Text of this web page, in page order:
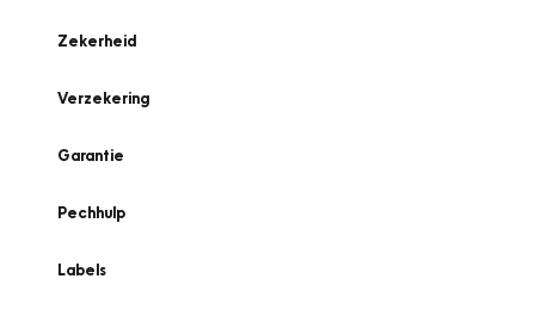
Zekerheid
Verzekering
Garantie
Pechhulp
Labels